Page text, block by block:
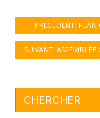
PRÉCÉDENT: PLAN
UCCLOIS: 2
DONNEZ-
SUIVANT: ASSEMBLÉE
CHERCHER